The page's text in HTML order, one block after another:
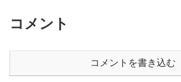
コメント
コメントを書き込む